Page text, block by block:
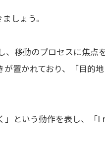
しょう。
移動のプロセスに焦点
置かれており、「目的
という動作を表し、「